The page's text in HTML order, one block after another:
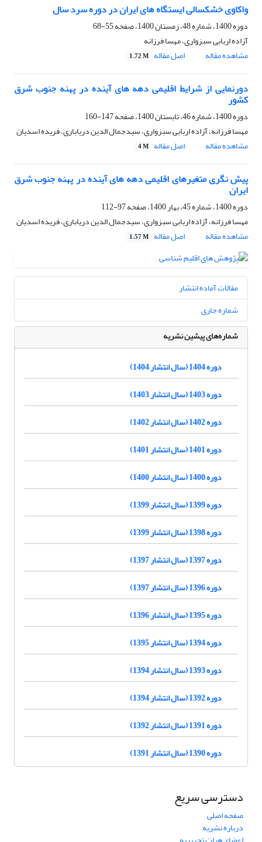
واکاوی خشکسالی‌ ایستگاه های ایران در دوره سرد سال
دوره 1400، شماره 48، زمستان 1400، صفحه
55-68
آزاده اربابی سبزواری، مهسا فرزانه
مشاهده مقاله
اصل مقاله 1.72 M
دورنمایی از شرایط اقلیمی دهه های آینده در پهنه جنوب شرق
کشور
دوره 1400، شماره 46، تابستان 1400، صفحه
147-160
مهسا فرزانه، آزاده اربابی سبزواری، سیدجمال الدین دریاباری، فریده اسدیان
مشاهده مقاله
اصل مقاله 4 M
پیش نگری متغیرهای اقلیمی دهه های آینده در پهنه جنوب شرق
ایران
دوره 1400، شماره 45، بهار 1400، صفحه
97-112
مهسا فرزانه، آزاده اربابی سبزواری، سیدجمال الدین دریاباری، فریده اسدیان
مشاهده مقاله
اصل مقاله 1.57 M
مقالات آماده انتشار
شماره جاری
شماره‌های پیشین نشریه
دوره 1404 (سال انتشار 1404)
دوره 1403 (سال انتشار 1403)
دوره 1402 (سال انتشار 1402)
دوره 1401 (سال انتشار 1401)
دوره 1400 (سال انتشار 1400)
دوره 1399 (سال انتشار 1399)
دوره 1398 (سال انتشار 1399)
دوره 1397 (سال انتشار 1397)
دوره 1396 (سال انتشار 1397)
دوره 1395 (سال انتشار 1396)
دوره 1394 (سال انتشار 1395)
دوره 1393 (سال انتشار 1394)
دوره 1392 (سال انتشار 1394)
دوره 1391 (سال انتشار 1392)
دوره 1390 (سال انتشار 1391)
دسترسی سریع
صفحه اصلی
درباره نشریه